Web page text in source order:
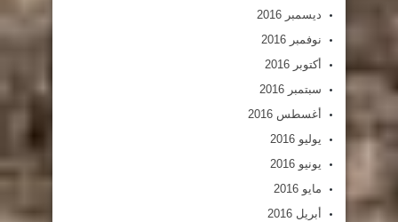
ديسمبر 2016
نوفمبر 2016
أكتوبر 2016
سبتمبر 2016
أغسطس 2016
يوليو 2016
يونيو 2016
مايو 2016
أبريل 2016